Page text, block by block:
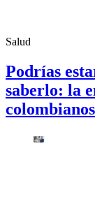
Salud
Podrías
saberlo: la